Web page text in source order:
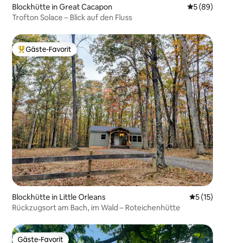
Blockhütte in Great Cacapon
5 (89)
Trofton Solace – Blick auf den Fluss
Beliebter Gäste-Favorit.
Gäste-Favorit
Blockhütte in Little Orleans
5 (15)
Rückzugsort am Bach, im Wald – Roteichenhütte
Gäste-Favorit